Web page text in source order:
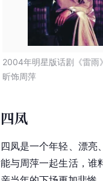
2004年明星版话剧《雷雨
昕饰周萍
四凤
四凤是一个年轻、漂亮
能与周萍一起生活，谁